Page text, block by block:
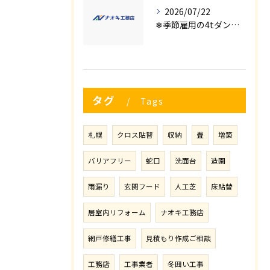
2026/07/22
❄季節雇用の4tダンプの運転手募集⛄
タグ Tags
札幌 クロス貼替 収納 畳 増築
バリアフリー 蛇口 洗面台 造園
雨漏り 玄関フード 人工芝 床貼替
居室内リフォーム ナオキ工務店
網戸修繕工事 見積もり作成ご相談
工務店 工事業者 冬囲い工事